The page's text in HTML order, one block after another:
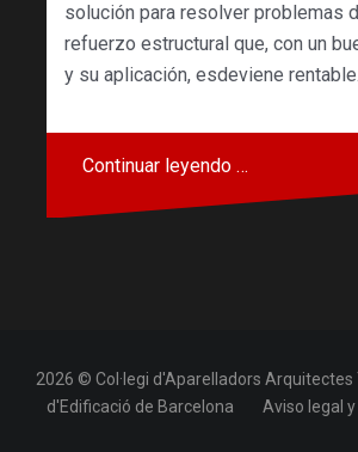
solución para resolver problemas
refuerzo estructural que, con un
y su aplicación, esdeviene rentable.
Continuar leyendo …
2026 © Col·legi d'Aparelladors Arquitectes
d'Edificació de Barcelona
Aviso legal